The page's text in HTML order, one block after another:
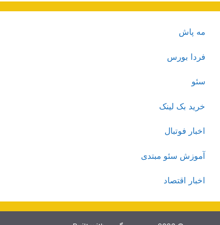
مه پاش
فردا بورس
سئو
خرید بک لینک
اخبار فوتبال
آموزش سئو مبتدی
اخبار اقتصاد